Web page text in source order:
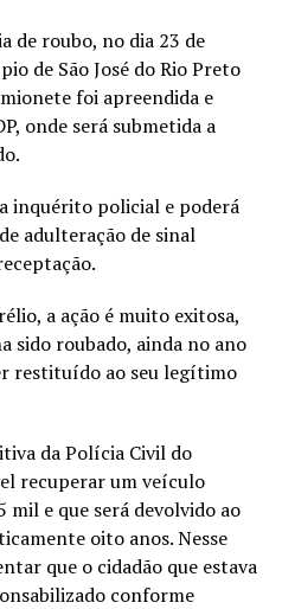
de roubo, no dia 23 de
de São José do Rio Preto
foi apreendida e
onde será submetida a
inquérito policial e poderá
adulteração de sinal
a ação é muito exitosa,
sido roubado, ainda no ano
restituído ao seu legítimo
da Polícia Civil do
recuperar um veículo
mil e que será devolvido ao
oito anos. Nesse
que o cidadão que estava
conforme